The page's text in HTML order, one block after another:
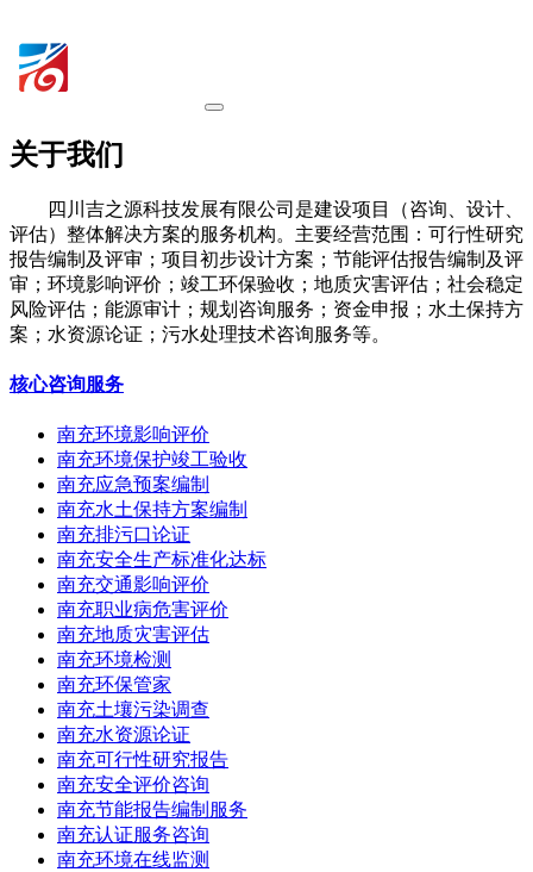
关于我们
四川吉之源科技发展有限公司是建设项目（咨询、设计、
评估）整体解决方案的服务机构。主要经营范围：可行性研究
报告编制及评审；项目初步设计方案；节能评估报告编制及评
审；环境影响评价；竣工环保验收；地质灾害评估；社会稳定
风险评估；能源审计；规划咨询服务；资金申报；水土保持方
案；水资源论证；污水处理技术咨询服务等。
核心咨询服务
南充环境影响评价
南充环境保护竣工验收
南充应急预案编制
南充水土保持方案编制
南充排污口论证
南充安全生产标准化达标
南充交通影响评价
南充职业病危害评价
南充地质灾害评估
南充环境检测
南充环保管家
南充土壤污染调查
南充水资源论证
南充可行性研究报告
南充安全评价咨询
南充节能报告编制服务
南充认证服务咨询
南充环境在线监测